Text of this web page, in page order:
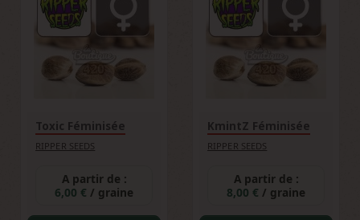
Toxic Féminisée
RIPPER SEEDS
A partir de :
6,00 € / graine
KmintZ Féminisée
RIPPER SEEDS
A partir de :
8,00 € / graine